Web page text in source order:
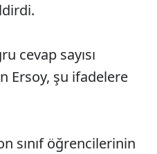
cevap sayısı
Ersoy, şu ifadelere
sınıf öğrencilerinin